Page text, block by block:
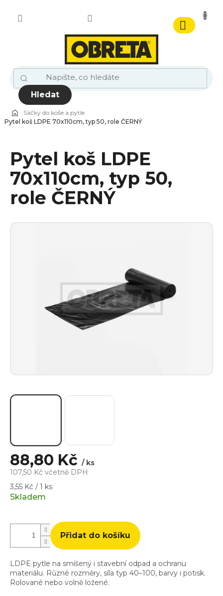
obsah
Hledat
Nákupní
košík
Sáčky do koše a pytle
Pytel koš LDPE 70x110cm, typ 50, role ČERNÝ
Pytel koš LDPE
70x110cm, typ 50,
role ČERNÝ
88,80 Kč / ks
107,50 Kč včetně DPH
Měrná
cena:
3,55 Kč / 1 ks
Skladem
Přidat do košíku
LDPE pytle na smíšený i stavební odpad a ochranu
materiálu. Různé rozměry, síla typ 40–100, barvy i potisk.
Rolované nebo volně ložené.